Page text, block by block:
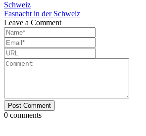
Schweiz
Fasnacht in der Schweiz
Leave a Comment
0 comments